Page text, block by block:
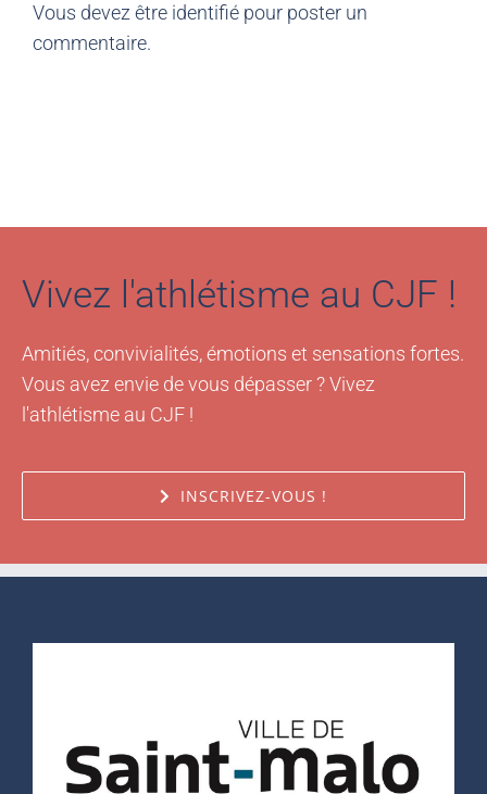
Vous devez être identifié pour poster un
commentaire.
Vivez l'athlétisme au CJF !
Amitiés, convivialités, émotions et sensations fortes.
Vous avez envie de vous dépasser ? Vivez
l'athlétisme au CJF !
INSCRIVEZ-VOUS !